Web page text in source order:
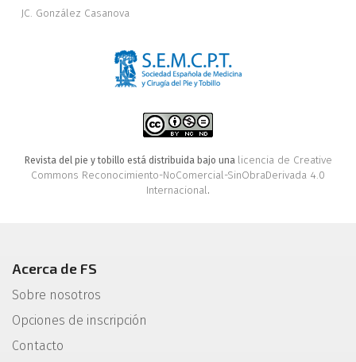
JC. González Casanova
Revista del pie y tobillo está distribuida bajo una licencia de Creative
Commons Reconocimiento-NoComercial-SinObraDerivada 4.0
Internacional.
Acerca de FS
Sobre nosotros
Opciones de inscripción
Contacto